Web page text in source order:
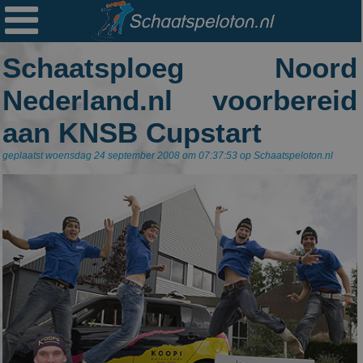

Schaatsploeg Noord
Nederland.nl voorbereid
aan KNSB Cupstart
geplaatst woensdag 24 september 2008 om 07:37:53 op Schaatspeloton.nl